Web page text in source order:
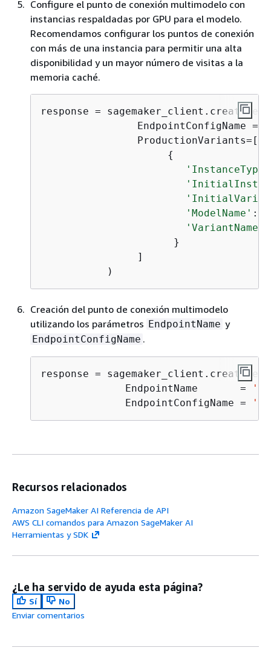
Configure el punto de conexión multimodelo con
instancias respaldadas por GPU para el modelo.
Recomendamos configurar los puntos de conexión
con más de una instancia para permitir una alta
disponibilidad y un mayor número de visitas a la
memoria caché.
response =
                EndpointConfigName =
                ProductionVariants=[
{
'InstanceType'
'ModelName'
'VariantName'
                      }
                ]
           )
Creación del punto de conexión multimodelo
utilizando los parámetros EndpointName y
EndpointConfigName .
response =
              EndpointName       =
              EndpointConfigName =
Recursos relacionados
Amazon SageMaker AI Referencia de API
AWS CLI comandos para Amazon SageMaker AI
Herramientas y SDK
¿Le ha servido de ayuda esta página?
Sí
No
Enviar comentarios